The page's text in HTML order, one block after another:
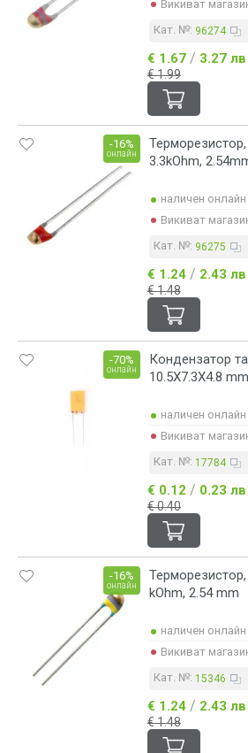
Викиват
Кат. №: 96274
€ 1.67 / 3.27 лв
€ 1.99
3.3kOhm,
-16%
онлайн
наличен онлайн
Викиват
Кат. №: 96275
€ 1.24 / 2.43 лв
€ 1.48
Кондензатор
10.5X7.3X4.8
-70%
онлайн
наличен онлайн
Викиват
Кат. №: 17784
€ 0.12 / 0.23 лв
€ 0.40
kOhm, 2.54 mm
-16%
онлайн
наличен онлайн
Викиват
Кат. №: 15346
€ 1.24 / 2.43 лв
€ 1.48